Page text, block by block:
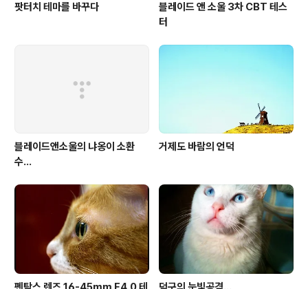
팟터치 테마를 바꾸다
블레이드 앤 소울 3차 CBT 테스
터
블레이드앤소울의 냐옹이 소환
수...
거제도 바람의 언덕